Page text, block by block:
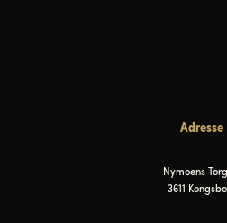
Adresse
Nymoens
3611